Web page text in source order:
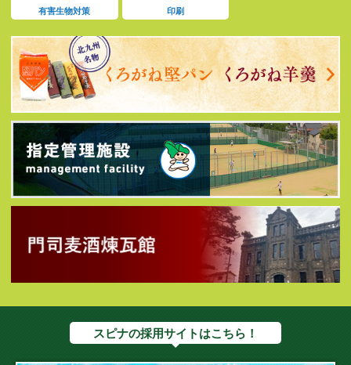
有害生物対策 印刷
スピナの採用サイトはこちら！